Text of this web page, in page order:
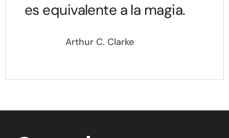
es equivalente a la magia.
Arthur C. Clarke